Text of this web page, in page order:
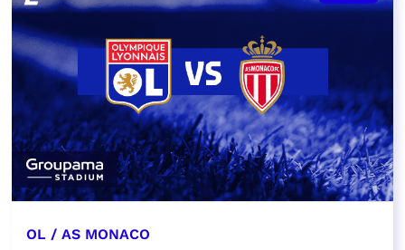
OL / AS MONACO